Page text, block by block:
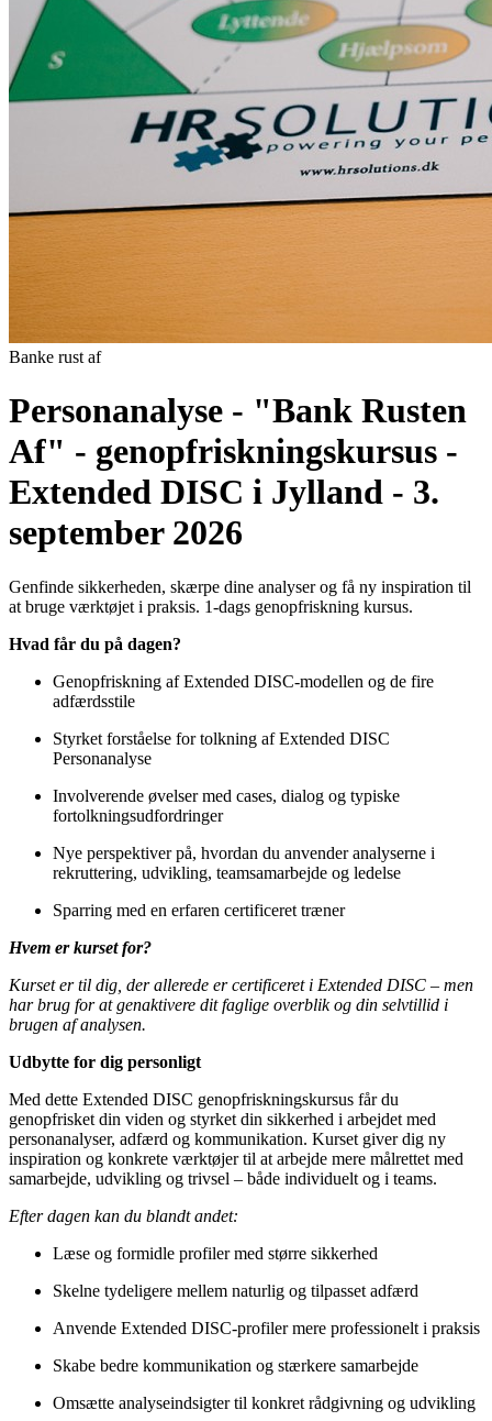
Banke rust af
Personanalyse - "Bank Rusten
Af" - genopfriskningskursus -
Extended DISC i Jylland - 3.
september 2026
Genfinde sikkerheden, skærpe dine analyser og få ny inspiration til
at bruge værktøjet i praksis. 1-dags genopfriskning kursus.
Hvad får du på dagen?
Genopfriskning af Extended DISC-modellen og de fire
adfærdsstile
Styrket forståelse for tolkning af Extended DISC
Personanalyse
Involverende øvelser med cases, dialog og typiske
fortolkningsudfordringer
Nye perspektiver på, hvordan du anvender analyserne i
rekruttering, udvikling, teamsamarbejde og ledelse
Sparring med en erfaren certificeret træner
Hvem er kurset for?
Kurset er til dig, der allerede er certificeret i Extended DISC – men
har brug for at genaktivere dit faglige overblik og din selvtillid i
brugen af analysen.
Udbytte for dig personligt
Med dette Extended DISC genopfriskningskursus får du
genopfrisket din viden og styrket din sikkerhed i arbejdet med
personanalyser, adfærd og kommunikation. Kurset giver dig ny
inspiration og konkrete værktøjer til at arbejde mere målrettet med
samarbejde, udvikling og trivsel – både individuelt og i teams.
Efter dagen kan du blandt andet:
Læse og formidle profiler med større sikkerhed
Skelne tydeligere mellem naturlig og tilpasset adfærd
Anvende Extended DISC-profiler mere professionelt i praksis
Skabe bedre kommunikation og stærkere samarbejde
Omsætte analyseindsigter til konkret rådgivning og udvikling